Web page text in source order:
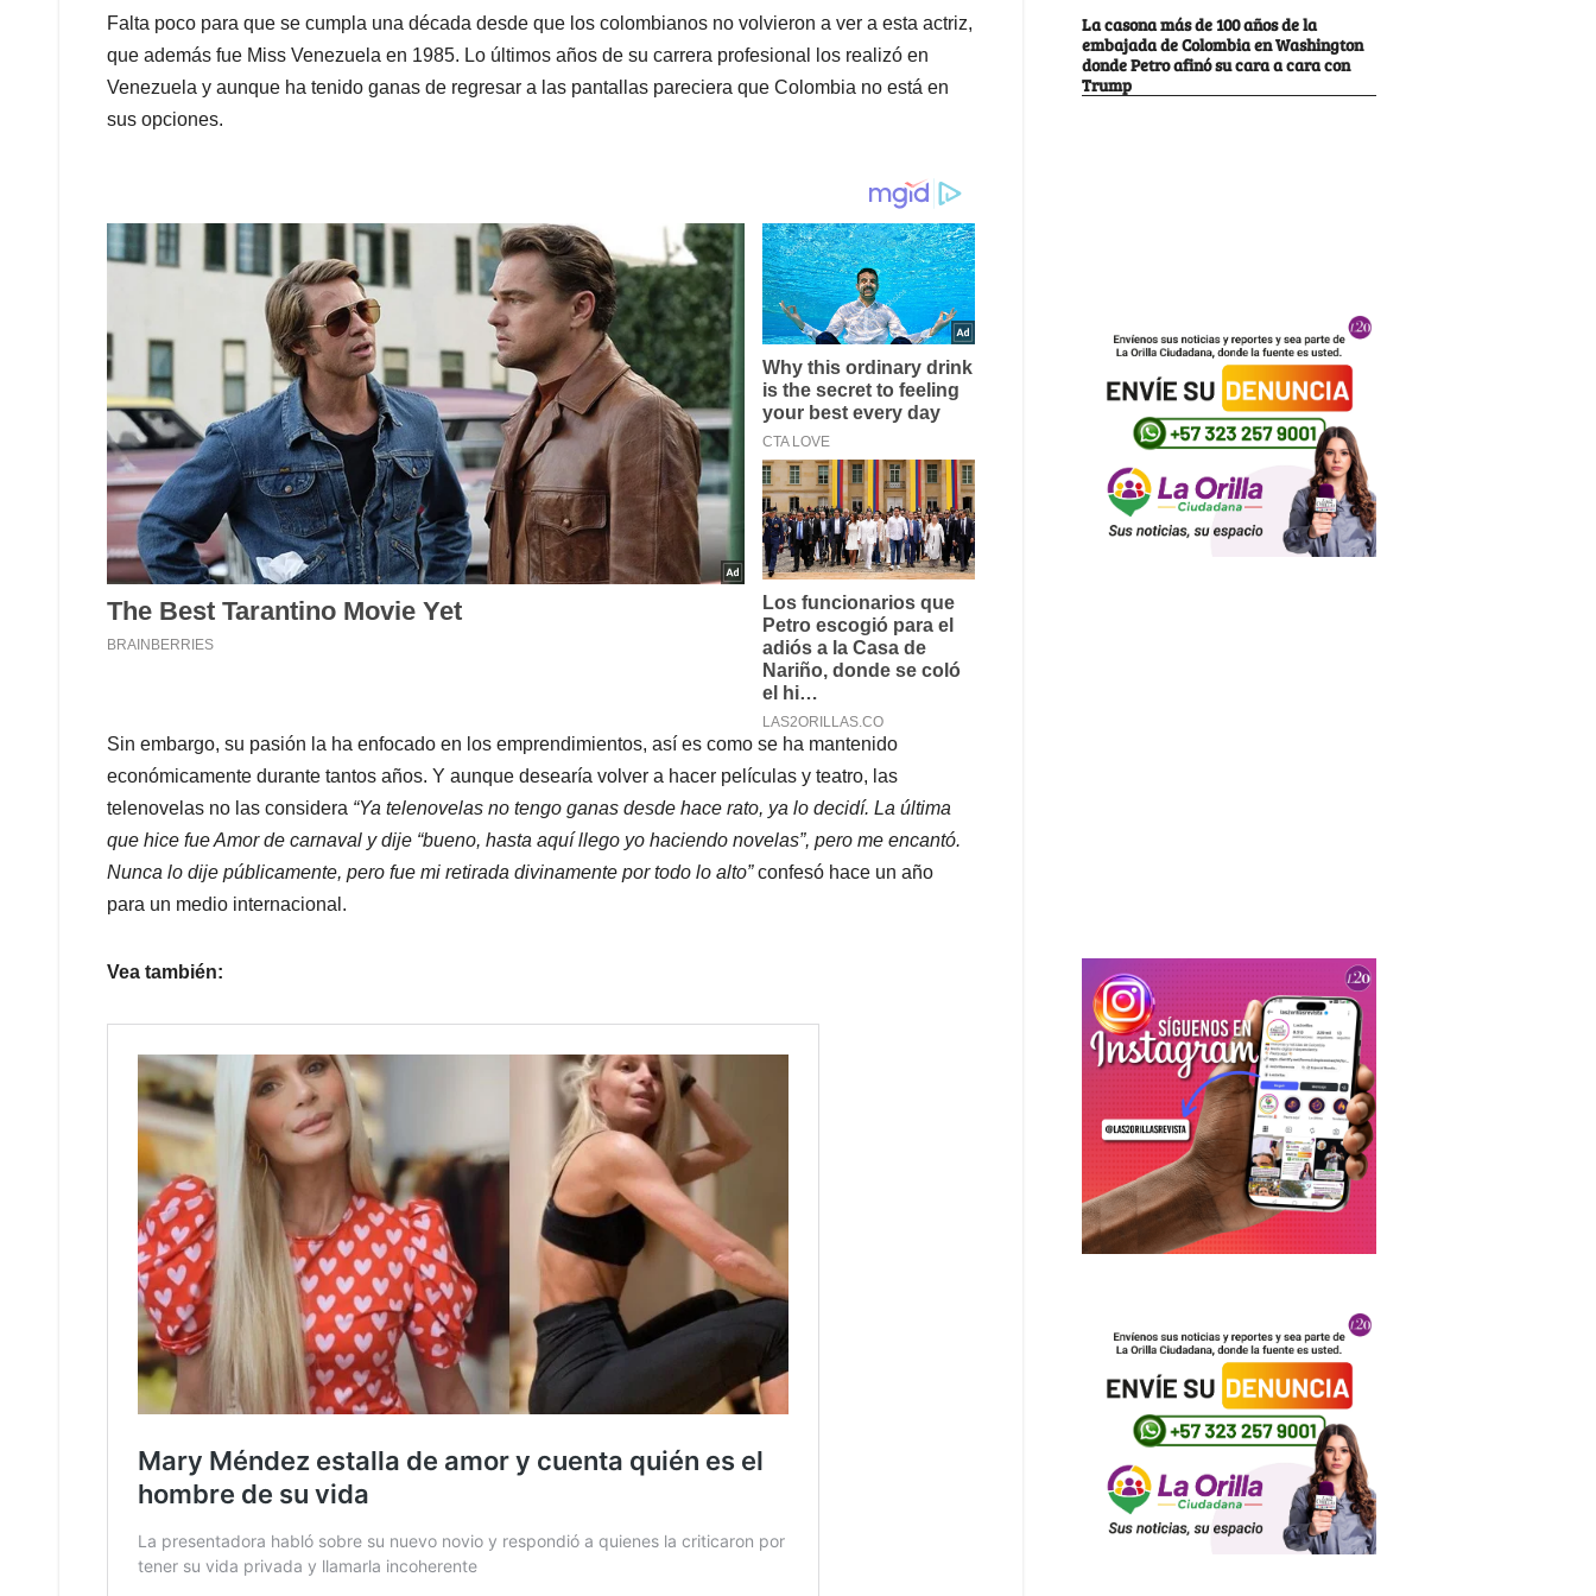
Falta poco para que se cumpla una década desde que los colombianos no volvieron a ver a esta actriz,
que además fue Miss Venezuela en 1985. Lo últimos años de su carrera profesional los realizó en
Venezuela y aunque ha tenido ganas de regresar a las pantallas pareciera que Colombia no está en
sus opciones.
Sin embargo, su pasión la ha enfocado en los emprendimientos, así es como se ha mantenido
económicamente durante tantos años. Y aunque desearía volver a hacer películas y teatro, las
telenovelas no las considera “Ya telenovelas no tengo ganas desde hace rato, ya lo decidí. La última
que hice fue Amor de carnaval y dije “bueno, hasta aquí llego yo haciendo novelas”, pero me encantó.
Nunca lo dije públicamente, pero fue mi retirada divinamente por todo lo alto”confesó hace un año
para un medio internacional.
Vea también:
La casona más de 100 años de la
embajada de Colombia en Washington
donde Petro afinó su cara a cara con
Trump